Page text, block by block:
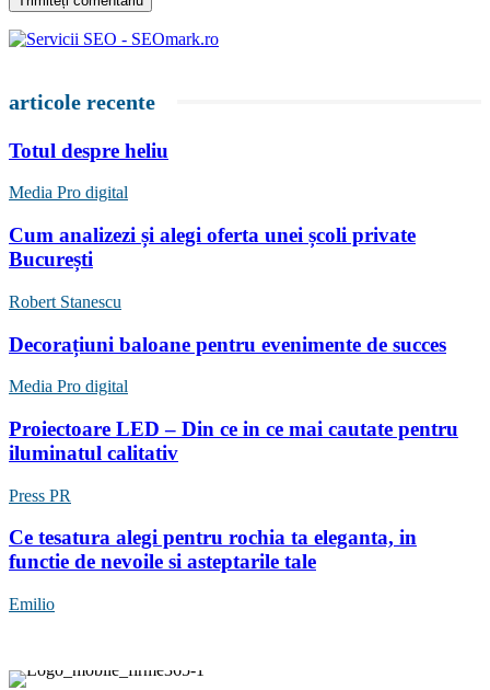
articole recente
Totul despre heliu
Media Pro digital
Cum analizezi și alegi oferta unei școli private
București
Robert Stanescu
Decorațiuni baloane pentru evenimente de succes
Media Pro digital
Proiectoare LED – Din ce in ce mai cautate pentru
iluminatul calitativ
Press PR
Ce tesatura alegi pentru rochia ta eleganta, in
functie de nevoile si asteptarile tale
Emilio